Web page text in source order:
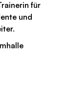
für
und